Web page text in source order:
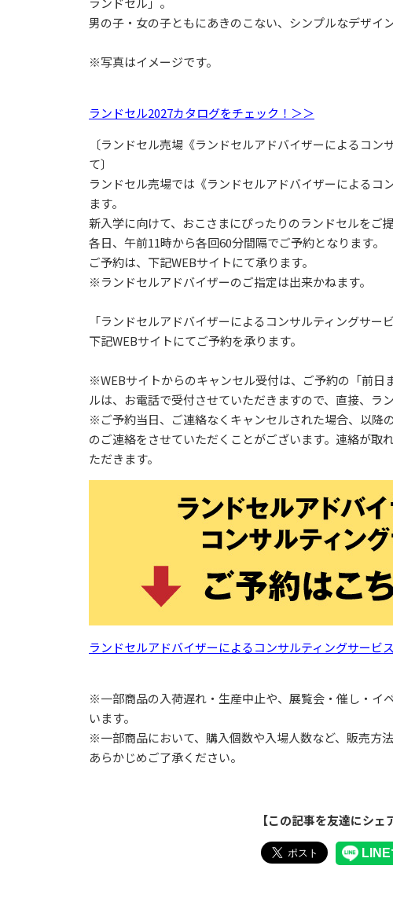
男の子・女の子ともにあきのこない、シンプルなデザイ
※写真はイメージです。
ランドセル2027カタログをチェック！＞＞
〔ランドセル売場《ランドセルアドバイザーによるコ
て〕
ランドセル売場では《ランドセルアドバイザーによるコ
ます。
新入学に向けて、おこさまにぴったりのランドセルをご
各日、午前11時から各回60分間隔でご予約となります。
ご予約は、下記WEBサイトにて承ります。
※ランドセルアドバイザーのご指定は出来かねます。
「ランドセルアドバイザーによるコンサルティングサー
下記WEBサイトにてご予約を承ります。
※WEBサイトからのキャンセル受付は、ご予約の「前日
ルは、お電話で受付させていただきますので、直接、ラ
※ご予約当日、ご連絡なくキャンセルされた場合、以降
のご連絡をさせていただくことがございます。連絡が取
ただきます。
ランドセルアドバイザーによるコンサルティングサービ
※一部商品の入荷遅れ・生産中止や、展覧会・催し・イ
います。
※一部商品において、購入個数や入場人数など、販売方
あらかじめご了承ください。
【この記事を友達にシェ